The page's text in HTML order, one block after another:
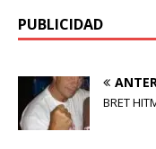
PUBLICIDAD
BRET